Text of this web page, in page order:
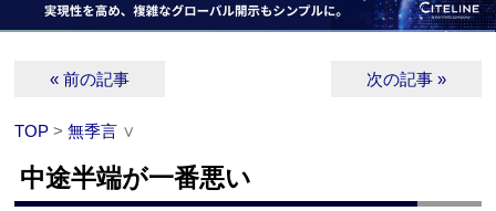
« 前の記事 次の記事 »
TOP >無季言 ∨
中途半端が一番悪い